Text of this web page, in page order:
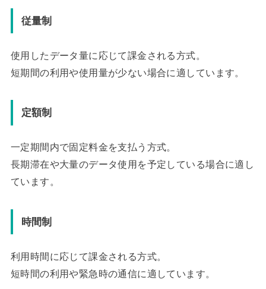
従量制
使用したデータ量に応じて課金される方式。
短期間の利用や使用量が少ない場合に適しています。
定額制
一定期間内で固定料金を支払う方式。
長期滞在や大量のデータ使用を予定している場合に適し
ています。
時間制
利用時間に応じて課金される方式。
短時間の利用や緊急時の通信に適しています。